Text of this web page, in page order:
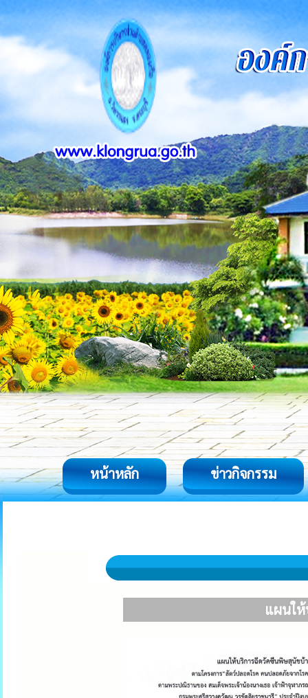
หน้าหลัก ข่าวกิจกรรม
แผนใ